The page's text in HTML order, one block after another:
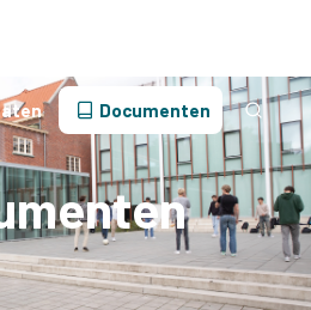
Documenten